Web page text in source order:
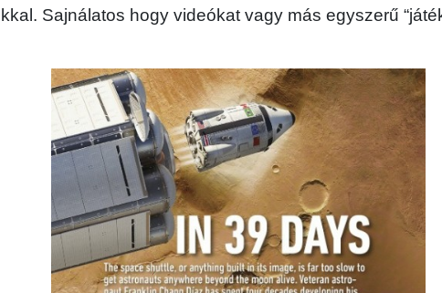
Sajnálatos hogy videókat vagy más egyszerű